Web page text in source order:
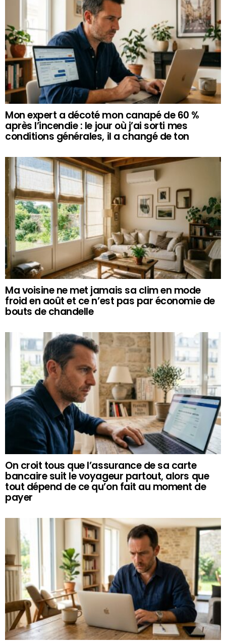
Mon expert a décoté mon canapé de 60 %
après l’incendie : le jour où j’ai sorti mes
conditions générales, il a changé de ton
Ma voisine ne met jamais sa clim en mode
froid en août et ce n’est pas par économie de
bouts de chandelle
On croit tous que l’assurance de sa carte
bancaire suit le voyageur partout, alors que
tout dépend de ce qu’on fait au moment de
payer